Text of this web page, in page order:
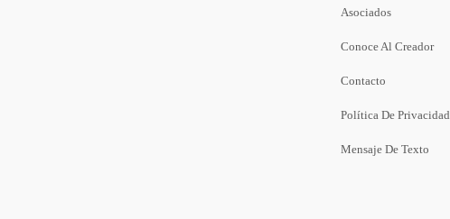
Asociados
Conoce Al Creador
Contacto
Política De Privacidad
Mensaje De Texto